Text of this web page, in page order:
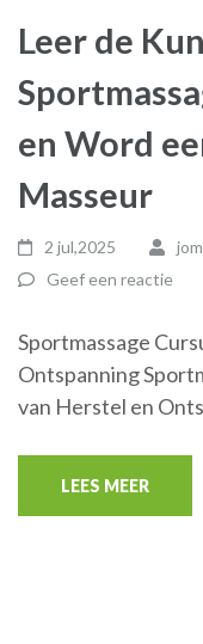
Leer de
en Word
Masseur
2 jul,2025
Geef een reactie
Sportmassage
Ontspanning
van Herstel en
LEES MEER